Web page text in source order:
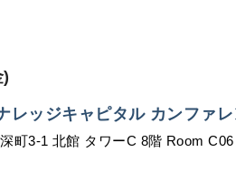
レッジキャピタル カンファ
町3-1 北館 タワーC 8階 Room C06